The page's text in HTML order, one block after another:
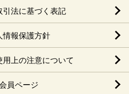
引法に基づく表記
情報保護方針
用上の注意について
員ページ